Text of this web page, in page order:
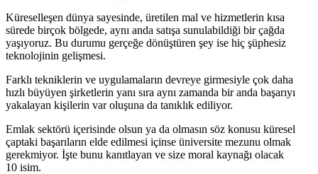
Küreselleşen dünya sayesinde, üretilen mal ve hizmetlerin kısa
sürede birçok bölgede, aynı anda satışa sunulabildiği bir çağda
yaşıyoruz. Bu durumu gerçeğe dönüştüren şey ise hiç şüphesiz
teknolojinin gelişmesi.
Farklı tekniklerin ve uygulamaların devreye girmesiyle çok daha
hızlı büyüyen şirketlerin yanı sıra aynı zamanda bir anda başarıyı
yakalayan kişilerin var oluşuna da tanıklık ediliyor.
Emlak sektörü içerisinde olsun ya da olmasın söz konusu küresel
çaptaki başarıların elde edilmesi içinse üniversite mezunu olmak
gerekmiyor. İşte bunu kanıtlayan ve size moral kaynağı olacak
10 isim.